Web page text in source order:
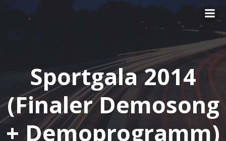
Zum
springen
Sportgala 2014
(Finaler Demosong
+ Demoprogramm)